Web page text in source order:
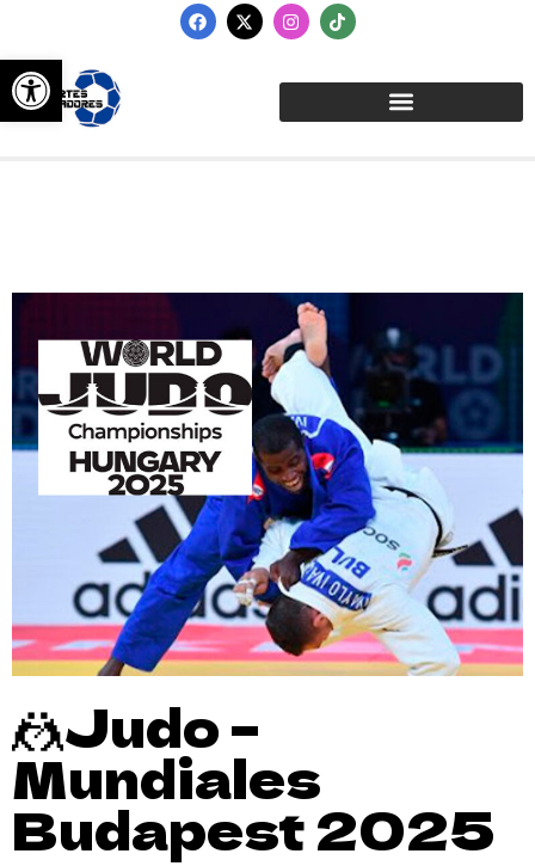
Abrir barra de herramientas
🤼Judo –
Mundiales
Budapest 2025